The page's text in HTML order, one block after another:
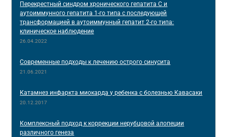
Перекрестный синдром хронического гепатита С и
аутоиммунного гепатита 1-го типа с последующей
трансформацией в аутоиммунный гепатит 2-го типа:
клиническое наблюдение
26.04.2022
Современные подходы к лечению острого синусита
21.06.2021
Катамнез инфаркта миокарда у ребенка с болезнью Кавасаки
20.12.2017
Комплексный подход к коррекции нерубцовой алопеции
различного генеза